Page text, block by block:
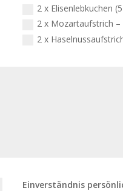
2 x Elisenlebkuchen
2 x Mozartaufstrich –
2 x
Einverständnis